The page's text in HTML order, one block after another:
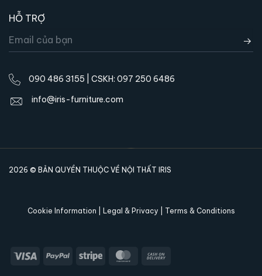
HỖ TRỢ
090 486 3155 | CSKH: 097 250 6486
info@iris-furniture.com
2026 © BẢN QUYỀN THUỘC VỀ NỘI THẤT IRIS
Cookie Information | Legal & Privacy | Terms & Conditions